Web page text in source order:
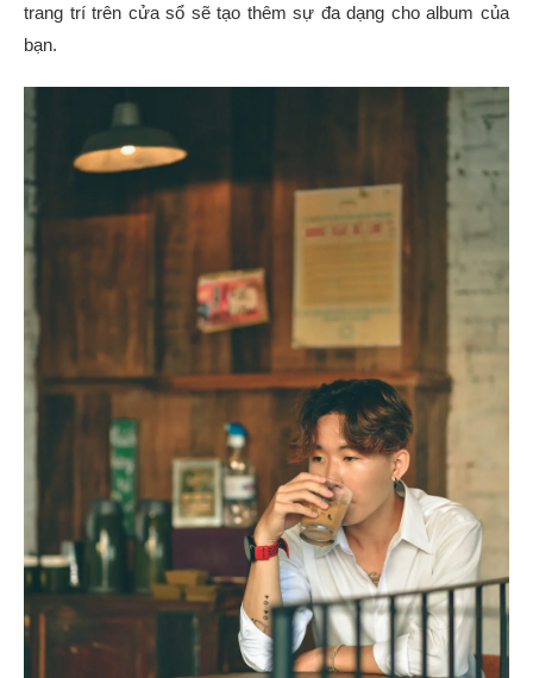
trang trí trên cửa sổ sẽ tạo thêm sự đa dạng cho album của
bạn.